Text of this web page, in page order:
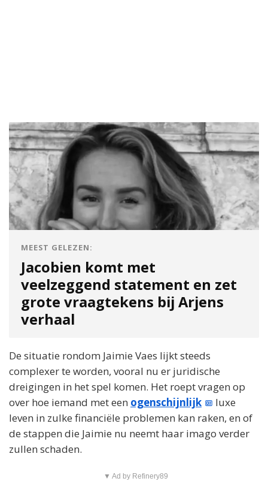
MEEST GELEZEN:
Jacobien komt met
veelzeggend statement en zet
grote vraagtekens bij Arjens
verhaal
De situatie rondom Jaimie Vaes lijkt steeds
complexer te worden, vooral nu er juridische
dreigingen in het spel komen. Het roept vragen op
over hoe iemand met een ogenschijnlijk
luxe
leven in zulke financiële problemen kan raken, en of
de stappen die Jaimie nu neemt haar imago verder
zullen schaden.
▼ Ad by Refinery89